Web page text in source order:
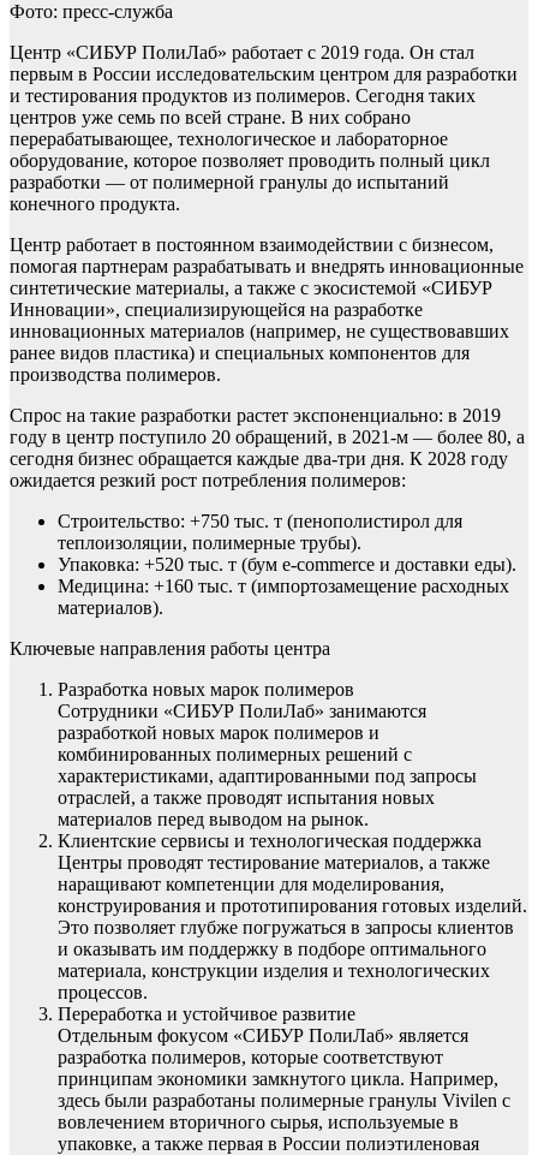
Фото: пресс-служба
Центр «СИБУР ПолиЛаб» работает с 2019 года. Он стал
первым в России исследовательским центром для разработки
и тестирования продуктов из полимеров. Сегодня таких
центров уже семь по всей стране. В них собрано
перерабатывающее, технологическое и лабораторное
оборудование, которое позволяет проводить полный цикл
разработки — от полимерной гранулы до испытаний
конечного продукта.
Центр работает в постоянном взаимодействии с бизнесом,
помогая партнерам разрабатывать и внедрять инновационные
синтетические материалы, а также с экосистемой «СИБУР
Инновации», специализирующейся на разработке
инновационных материалов (например, не существовавших
ранее видов пластика) и специальных компонентов для
производства полимеров.
Спрос на такие разработки растет экспоненциально: в 2019
году в центр поступило 20 обращений, в 2021-м — более 80, а
сегодня бизнес обращается каждые два-три дня. К 2028 году
ожидается резкий рост потребления полимеров:
Строительство: +750 тыс. т (пенополистирол для
теплоизоляции, полимерные трубы).
Упаковка: +520 тыс. т (бум e-commerce и доставки еды).
Медицина: +160 тыс. т (импортозамещение расходных
материалов).
Ключевые направления работы центра
Разработка новых марок полимеров
Сотрудники «СИБУР ПолиЛаб» занимаются
разработкой новых марок полимеров и
комбинированных полимерных решений с
характеристиками, адаптированными под запросы
отраслей, а также проводят испытания новых
материалов перед выводом на рынок.
Клиентские сервисы и технологическая поддержка
Центры проводят тестирование материалов, а также
наращивают компетенции для моделирования,
конструирования и прототипирования готовых изделий.
Это позволяет глубже погружаться в запросы клиентов
и оказывать им поддержку в подборе оптимального
материала, конструкции изделия и технологических
процессов.
Переработка и устойчивое развитие
Отдельным фокусом «СИБУР ПолиЛаб» является
разработка полимеров, которые соответствуют
принципам экономики замкнутого цикла. Например,
здесь были разработаны полимерные гранулы Vivilen с
вовлечением вторичного сырья, используемые в
упаковке, а также первая в России полиэтиленовая